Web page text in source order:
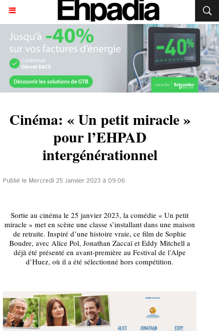
Cinéma: « Un petit miracle »
pour l’EHPAD
intergénérationnel
Publié le Mercredi 25 Janvier 2023 à 09:06
Sortie au cinéma le 25 janvier 2023, la comédie « Un petit
miracle » met en scène une classe s’installant dans une maison
de retraite. Inspiré d’une histoire vraie, ce film de Sophie
Boudre, avec Alice Pol, Jonathan Zaccaï et Eddy Mitchell a
déjà été présenté en avant-première au Festival de l’Alpe
d’Huez, où il a été sélectionné hors compétition.